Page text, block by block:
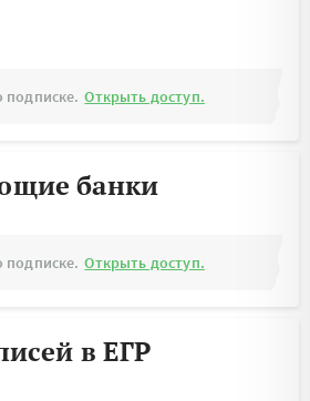
подписке. Открыть доступ.
банки
подписке. Открыть доступ.
в ЕГР